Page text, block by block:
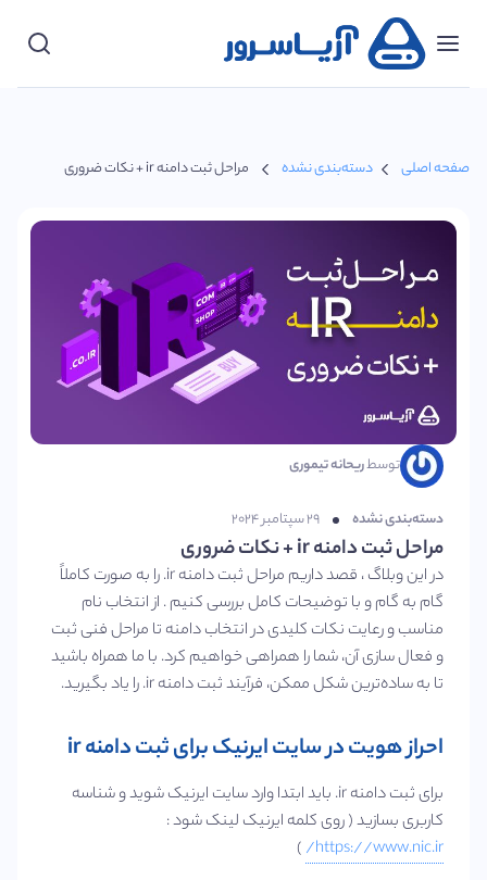
شروع
کنید
صفحه اصلی دسته‌بندی نشده مراحل ثبت دامنه ir + نکات ضروری
توسطریحانه تیموری
دسته‌بندی نشده ۲۹ سپتامبر ۲۰۲۴
مراحل ثبت دامنه ir + نکات ضروری
در این وبلاگ ، قصد داریم مراحل ثبت دامنه ir. را به صورت کاملاً
گام به گام و با توضیحات کامل بررسی کنیم . از انتخاب نام
مناسب و رعایت نکات کلیدی در انتخاب دامنه تا مراحل فنی ثبت
و فعال‌ سازی آن، شما را همراهی خواهیم کرد. با ما همراه باشید
تا به ساده‌ترین شکل ممکن، فرآیند ثبت دامنه ir. را یاد بگیرید.
احراز هویت در سایت ایرنیک برای ثبت دامنه ir
برای ثبت دامنه ir. باید ابتدا وارد سایت ایرنیک شوید و شناسه
کاربری بسازید ( روی کلمه ایرنیک لینک شود :
https://www.nic.ir/
)